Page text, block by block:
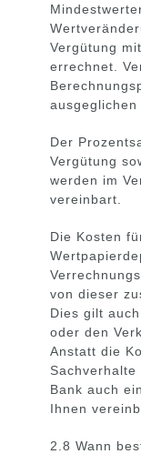
Vergütung
errechnet.
ausgeglichen
Der
Vergütung
werden im
vereinbart.
Die Kosten
von dieser
Dies gilt
oder den
Anstatt die
Bank auch
Ihnen
2.8 Wann